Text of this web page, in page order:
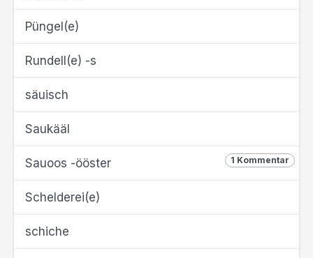
Püngel(e)
Rundell(e) -s
säuisch
Saukääl
1 Kommentar
Sauoos -ööster
Schelderei(e)
schiche